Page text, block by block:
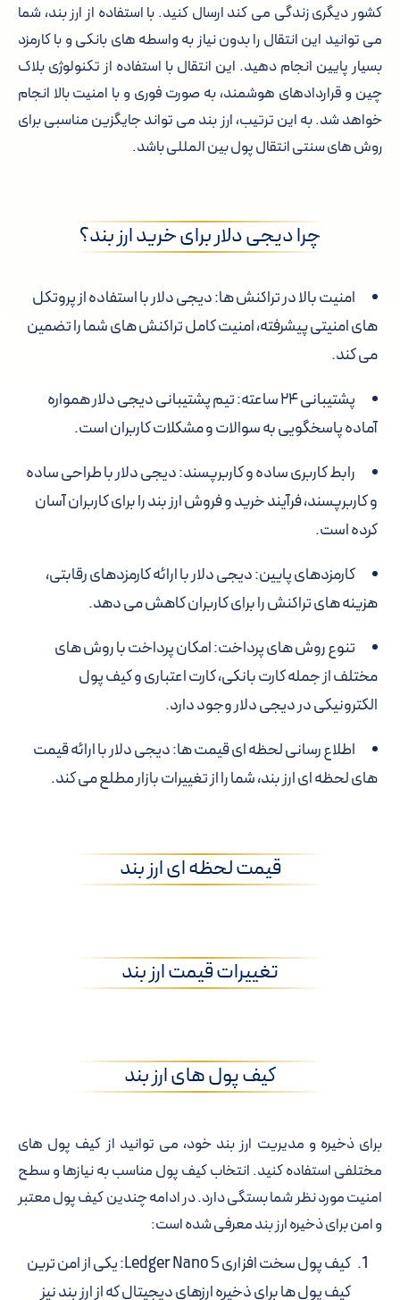
کشور دیگری زندگی می کند ارسال کنید. با استفاده از ارز بند، شما
می توانید این انتقال را بدون نیاز به واسطه های بانکی و با کارمزد
بسیار پایین انجام دهید. این انتقال با استفاده از تکنولوژی بلاک
چین و قراردادهای هوشمند، به صورت فوری و با امنیت بالا انجام
خواهد شد. به این ترتیب، ارز بند می تواند جایگزین مناسبی برای
روش های سنتی انتقال پول بین المللی باشد.
چرا دیجی دلار برای خرید ارز بند؟
امنیت بالا در تراکنش ها: دیجی دلار با استفاده از پروتکل
های امنیتی پیشرفته، امنیت کامل تراکنش های شما را تضمین
می کند.
پشتیبانی ۲۴ ساعته
: تیم پشتیبانی دیجی دلار همواره
آماده پاسخگویی به سوالات و مشکلات کاربران است.
رابط کاربری ساده و کاربرپسند: دیجی دلار با طراحی ساده
و کاربرپسند، فرآیند خرید و فروش ارز بند را برای کاربران آسان
کرده است.
کارمزدهای پایین: دیجی دلار با ارائه کارمزدهای رقابتی،
هزینه های تراکنش را برای کاربران کاهش می دهد.
تنوع روش های پرداخت: امکان پرداخت با روش های
مختلف از جمله کارت بانکی، کارت اعتباری و کیف پول
الکترونیکی در دیجی دلار وجود دارد.
اطلاع رسانی لحظه ای قیمت ها: دیجی دلار با ارائه قیمت
های لحظه ای ارز بند، شما را از تغییرات بازار مطلع می کند.
قیمت لحظه ای ارز بند
تغییرات قیمت ارز بند
کیف پول های ارز بند
برای ذخیره و مدیریت ارز بند خود، می توانید از کیف پول های
مختلفی استفاده کنید. انتخاب کیف پول مناسب به نیازها و سطح
امنیت مورد نظر شما بستگی دارد. در ادامه چندین کیف پول معتبر
و امن برای ذخیره ارز بند معرفی شده است:
کیف پول سخت افزاری Ledger Nano S
: یکی از امن ترین
کیف پول ها برای ذخیره ارزهای دیجیتال که از ارز بند نیز